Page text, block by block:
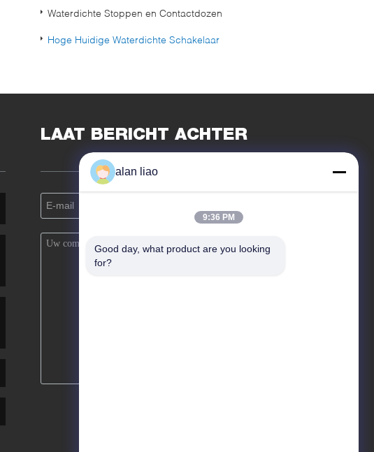
Waterdichte Stoppen en Contactdozen
Hoge Huidige Waterdichte Schakelaar
LAAT BERICHT ACHTER
alan liao
9:36 PM
Good day, what product are you looking
for?